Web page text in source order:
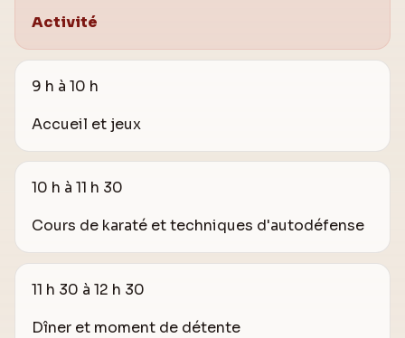
Activité
9 h à 10 h
Accueil et jeux
10 h à 11 h 30
Cours de karaté et techniques d'autodéfense
11 h 30 à 12 h 30
Dîner et moment de détente